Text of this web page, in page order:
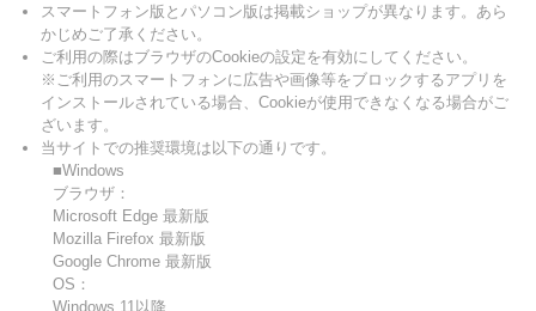
スマートフォン版とパソコン版は掲載ショップが異なります。あら
かじめご了承ください。
ご利用の際はブラウザのCookieの設定を有効にしてください。
※ご利用のスマートフォンに広告や画像等をブロックするアプリを
インストールされている場合、Cookieが使用できなくなる場合がご
ざいます。
当サイトでの推奨環境は以下の通りです。
■Windows
ブラウザ：
Microsoft Edge 最新版
Mozilla Firefox 最新版
Google Chrome 最新版
OS：
Windows 11以降